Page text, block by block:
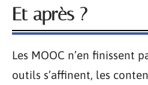
Et après ?
Les MOOC n’en finissent
outils s’affinent, les